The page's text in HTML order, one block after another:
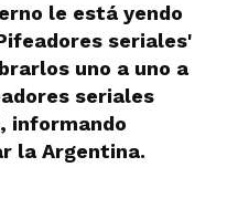
le está yendo
seriales'
uno a uno a
seriales
informando
la Argentina.